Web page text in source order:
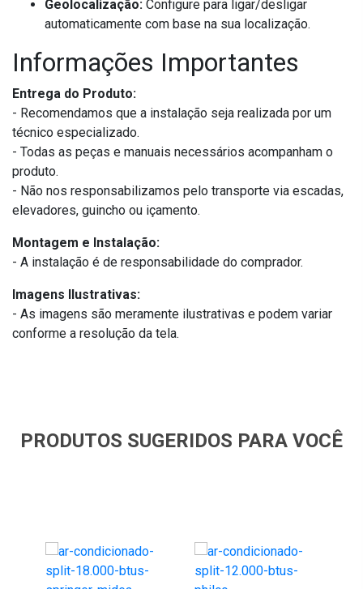
Geolocalização: Configure para ligar/desligar
automaticamente com base na sua localização.
Informações Importantes
Entrega do Produto:
- Recomendamos que a instalação seja realizada por um
técnico especializado.
- Todas as peças e manuais necessários acompanham o
produto.
- Não nos responsabilizamos pelo transporte via escadas,
elevadores, guincho ou içamento.
Montagem e Instalação:
- A instalação é de responsabilidade do comprador.
Imagens Ilustrativas:
- As imagens são meramente ilustrativas e podem variar
conforme a resolução da tela.
PRODUTOS SUGERIDOS PARA VOCÊ